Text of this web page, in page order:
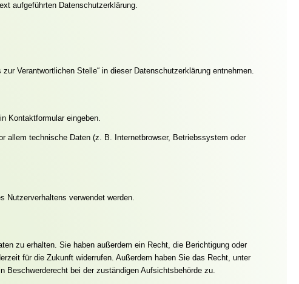
aufgeführten Datenschutzerklärung.
Verantwortlichen Stelle“ in dieser Datenschutzerklärung entnehmen.
Kontaktformular eingeben.
allem technische Daten (z. B. Internetbrowser, Betriebssystem oder
Nutzerverhaltens verwendet werden.
zu erhalten. Sie haben außerdem ein Recht, die Berichtigung oder
für die Zukunft widerrufen. Außerdem haben Sie das Recht, unter
Beschwerderecht bei der zuständigen Aufsichtsbehörde zu.